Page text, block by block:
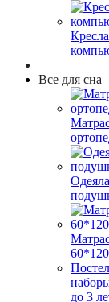
Кресла
Все для сна
до 3